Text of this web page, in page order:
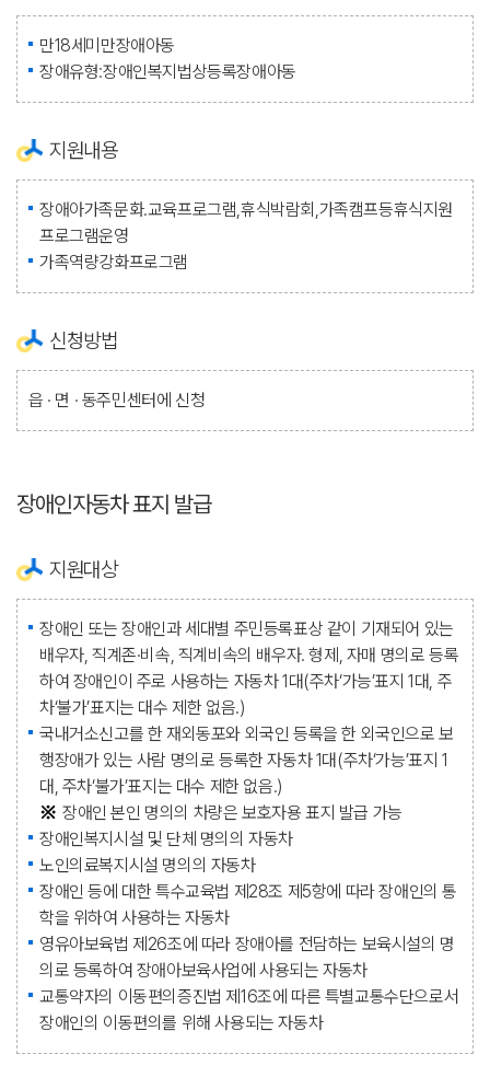
만18세미만장애아동
장애유형:장애인복지법상등록장애아동
지원내용
장애아가족문화.교육프로그램,휴식박람회,가족캠프등휴식지원
프로그램운영
가족역량강화프로그램
신청방법
읍 · 면 · 동주민센터에 신청
장애인자동차 표지 발급
지원대상
장애인 또는 장애인과 세대별 주민등록표상 같이 기재되어 있는
배우자, 직계존·비속, 직계비속의 배우자. 형제, 자매 명의로 등록
하여 장애인이 주로 사용하는 자동차 1대(주차‘가능’표지 1대, 주
차‘불가’표지는 대수 제한 없음.)
국내거소신고를 한 재외동포와 외국인 등록을 한 외국인으로 보
행장애가 있는 사람 명의로 등록한 자동차 1대(주차‘가능’표지 1
대, 주차‘불가’표지는 대수 제한 없음.)
장애인 본인 명의의 차량은 보호자용 표지 발급 가능
장애인복지시설 및 단체 명의의 자동차
노인의료복지시설 명의의 자동차
장애인 등에 대한 특수교육법 제28조 제5항에 따라 장애인의 통
학을 위하여 사용하는 자동차
영유아보육법 제26조에 따라 장애아를 전담하는 보육시설의 명
의로 등록하여 장애아보육사업에 사용되는 자동차
교통약자의 이동편의증진법 제16조에 따른 특별교통수단으로서
장애인의 이동편의를 위해 사용되는 자동차